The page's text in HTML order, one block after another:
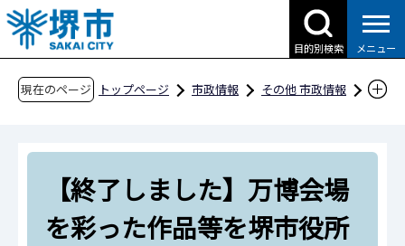
こ
の
ペ
目的別検索 メニュー
現在のページ トップページ 市政情報
その他 市政情報
【終了しました】万博会場を彩った作品等を堺
市役所で公開
【終了しました】万博会場
を彩った作品等を堺市役所